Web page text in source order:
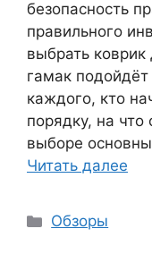
безопасность
правильного
выбрать коврик
гамак
каждого, кто
порядку, на
выборе
Читать далее
Рубрики
Обзоры